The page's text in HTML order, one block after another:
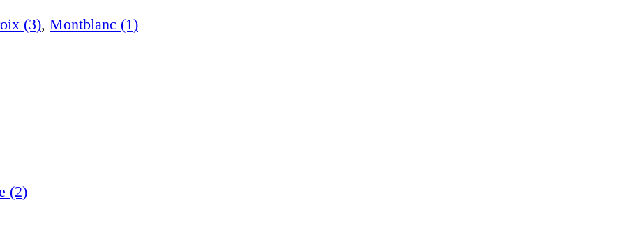
(3), Montblanc (1)
(2)